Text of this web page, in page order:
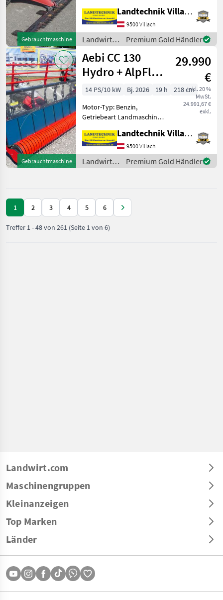
Gebrauchtmaschine
Zylinderanzahl: 1 Zylinder,
Lenkbremse, Fingerbalken,
E-Starter Aebi CC 130 Hydro
mit 14 PS Einspritzmotor
Landtechnik Villach GmbH
9500 Villach
Landwirtsch.
Motorfahrzeuge
/ Aebi
Premium Gold Händler
Gebrauchtmaschine
Aebi CC 130
Hydro + AlpFlow
218
29.990
€
inkl. 20 %
MwSt.
24.991,67 €
exkl.
14 PS/10 kW Bj. 2026 19 h
218 cm
Motor-Typ: Benzin,
Getriebeart Landmaschine:
Zylinderanzahl: 1 Zylinder,
Lenkbremse,
Stachelwalzen, E-Starter,
Ölkühler,
Landtechnik Villach GmbH
9500 Villach
Landwirtsch.
Motorfahrzeuge
Premium Gold Händler
1 2 3 4 5 6
Treffer 1-48von 261 (Seite 1 von 6)
Landwirt.com
Maschinengruppen
Kleinanzeigen
Top Marken
Länder